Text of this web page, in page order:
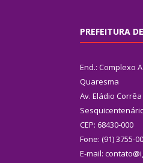
PREFEITURA
End.: Complexo
Quaresma
Av. Eládio
CEP: 68430-000
Fone: (91) 3755-
E-mail: